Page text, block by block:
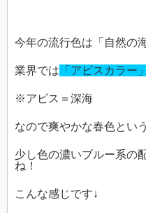
今年の流行色は「自然の
業界では 「アビスカラー」
※アビス＝深海
なので爽やかな春色とい
少し色の濃いブルー系の
ね！
こんな感じです↓